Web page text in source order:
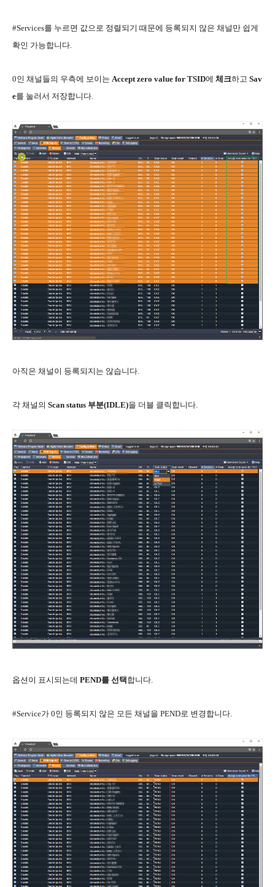
#Services를 누르면 값으로 정렬되기 때문에 등록되지 않은 채널만 쉽게
확인 가능합니다.
0인 채널들의 우측에 보이는 Accept zero value for TSID에 체크하고 Sav
e를 눌러서 저장합니다.
아직은 채널이 등록되지는 않습니다.
각 채널의 Scan status 부분(IDLE)을 더블 클릭합니다.
옵션이 표시되는데 PEND를 선택 합니다.
#Service가 0인 등록되지 않은 모든 채널을 PEND로 변경합니다.